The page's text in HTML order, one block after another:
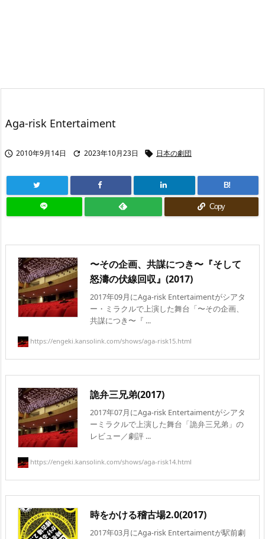
Aga-risk Entertaiment
 2010年9月14日  2023年10月23日  日本の劇団
B!
Copy
〜その企画、共謀につき〜『そして
怒濤の伏線回収』(2017)
2017年09月にAga-risk Entertaimentがシアタ
ー・ミラクルで上演した舞台「〜その企画、
共謀につき〜『 ...
https://engeki.kansolink.com/shows/aga-risk15.html
詭弁三兄弟(2017)
2017年07月にAga-risk Entertaimentがシアタ
ーミラクルで上演した舞台「詭弁三兄弟」の
レビュー／劇評 ...
https://engeki.kansolink.com/shows/aga-risk14.html
時をかける稽古場2.0(2017)
2017年03月にAga-risk Entertaimentが駅前劇